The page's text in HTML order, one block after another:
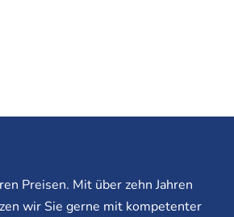
Preisen. Mit über zehn Jahren
wir Sie gerne mit kompetenter